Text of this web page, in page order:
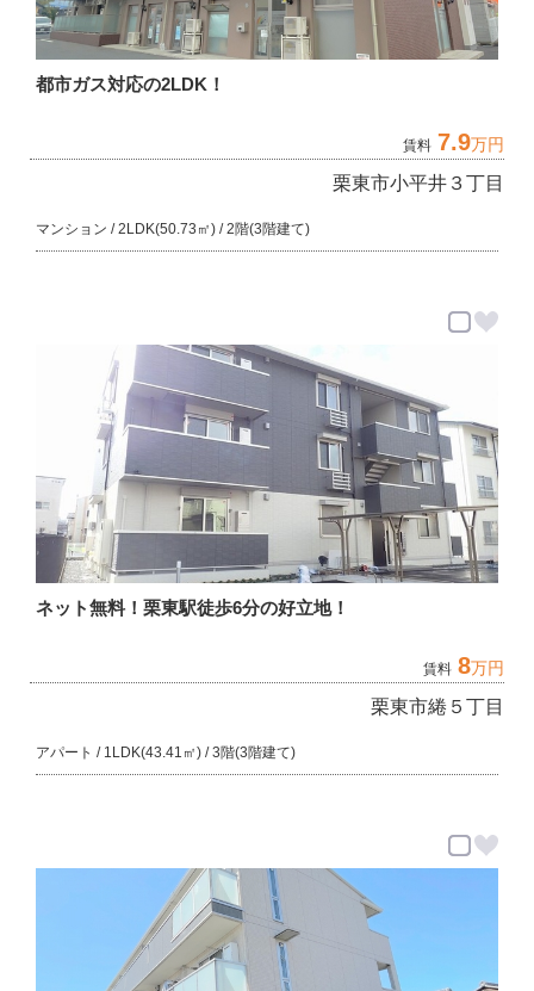
都市ガス対応の2LDK！
栗東市小平井３丁目
賃料 7.9万円
マンション / 2LDK(50.73㎡) / 2階(3階建て)
ネット無料！栗東駅徒歩6分の好立地！
栗東市綣５丁目
賃料 8万円
アパート / 1LDK(43.41㎡) / 3階(3階建て)